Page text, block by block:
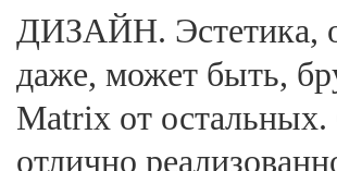
ДИЗАЙН. Эстетика,
даже, может быть,
Matrix от
отлично